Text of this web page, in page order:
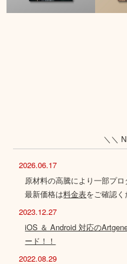
＼＼
2026.06.17
原材料の高騰により一部プロ
最新価格は料金表をご確認く
2023.12.27
iOS ＆ Android 対応の
ード！！
2022.08.29